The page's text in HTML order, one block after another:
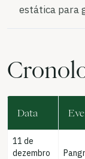
estática para
Data
11 de
dezembro